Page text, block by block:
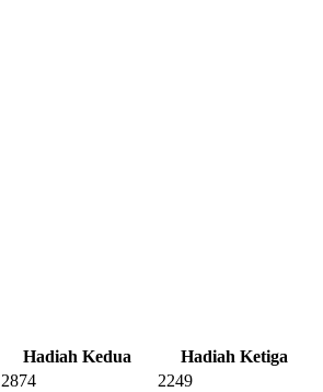
Hadiah Kedua
Hadiah Ketiga
2874 2249